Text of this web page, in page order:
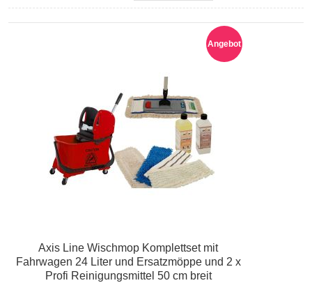
sortieren
Angebot
Axis Line Wischmop Komplettset mit
Fahrwagen 24 Liter und Ersatzmöppe und 2 x
Profi Reinigungsmittel 50 cm breit